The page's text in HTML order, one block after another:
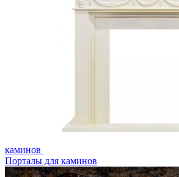
каминов
Порталы для каминов